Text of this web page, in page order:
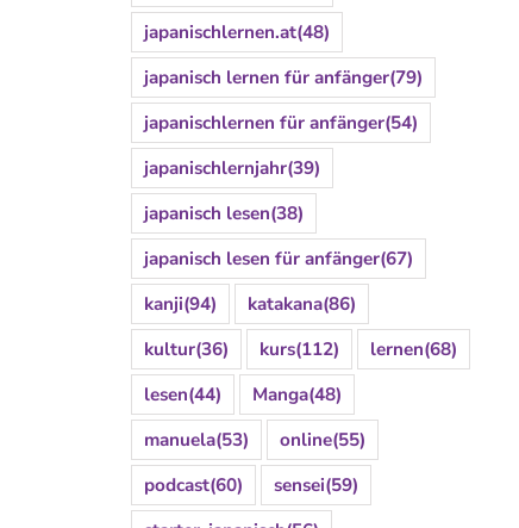
japanischlernen.at(48)
japanisch lernen für anfänger(79)
japanischlernen für anfänger(54)
japanischlernjahr(39)
japanisch lesen(38)
japanisch lesen für anfänger(67)
kanji(94) katakana(86)
kultur(36) kurs(112) lernen(68)
lesen(44) Manga(48)
manuela(53) online(55)
podcast(60) sensei(59)